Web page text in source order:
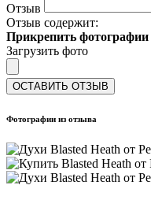
Отзыв
Отзыв содержит:
Прикрепить фотографии
Загрузить фото
ОСТАВИТЬ ОТЗЫВ
Фотографии из отзыва